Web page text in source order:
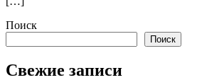
Поиск
Поиск
Свежие записи